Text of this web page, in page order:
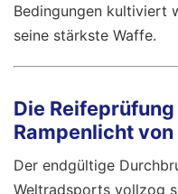
Bedingungen kultiviert
seine stärkste Waffe.
Die
Rampenlicht
Der endgültige
Weltradsports vollzog